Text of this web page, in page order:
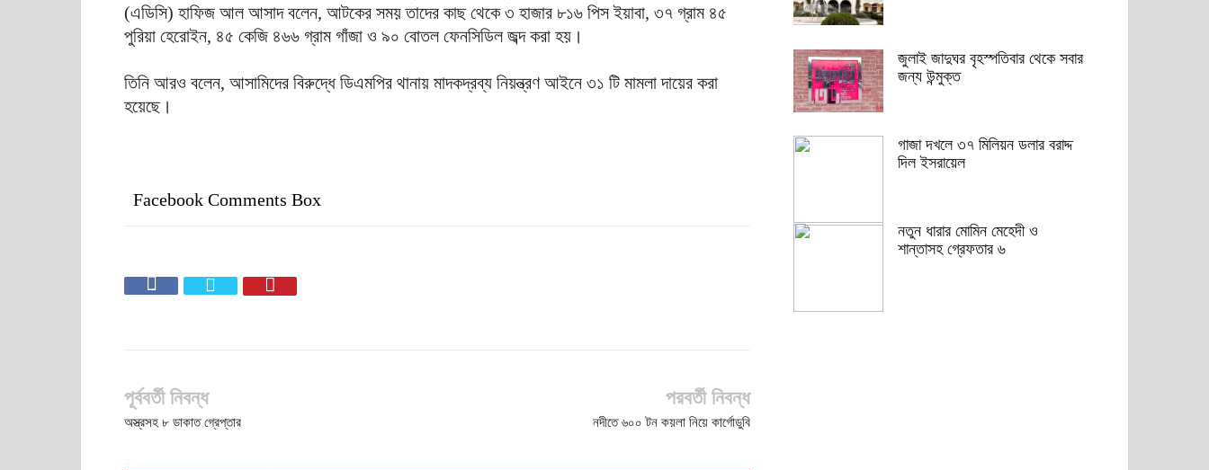
(এডিসি) হাফিজ আল আসাদ বলেন, আটকের সময় তাদের কাছ থেকে ৩ হাজার ৮১৬ পিস ইয়াবা, ৩৭ গ্রাম ৪৫
পুরিয়া হেরোইন, ৪৫ কেজি ৪৬৬ গ্রাম গাঁজা ও ৯০ বোতল ফেনসিডিল জব্দ করা হয়।
তিনি আরও বলেন, আসামিদের বিরুদ্ধে ডিএমপির থানায় মাদকদ্রব্য নিয়ন্ত্রণ আইনে ৩১ টি মামলা দায়ের করা
হয়েছে।
Facebook Comments Box
পূর্ববর্তী নিবন্ধ
অস্ত্রসহ ৮ ডাকাত গ্রেপ্তার
পরবর্তী নিবন্ধ
নদীতে ৬০০ টন কয়লা নিয়ে কার্গোডুবি
জুলাই জাদুঘর বৃহস্পতিবার থেকে সবার
জন্য উন্মুক্ত
গাজা দখলে ৩৭ মিলিয়ন ডলার বরাদ্দ
দিল ইসরায়েল
নতুন ধারার মোমিন মেহেদী ও
শান্তাসহ গ্রেফতার ৬